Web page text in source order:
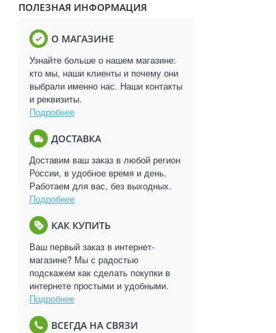
ПОЛЕЗНАЯ ИНФОРМАЦИЯ
О МАГАЗИНЕ
Узнайте больше о нашем магазине:
кто мы, наши клиенты и почему они
выбрали именно нас. Наши контакты
и реквизиты.
Подробнее
ДОСТАВКА
Доставим ваш заказ в любой регион
России, в удобное время и день.
Работаем для вас, без выходных.
Подробнее
КАК КУПИТЬ
Ваш первый заказ в интернет-
магазине? Мы с радостью
подскажем как сделать покупки в
интернете простыми и удобными.
Подробнее
ВСЕГДА НА СВЯЗИ